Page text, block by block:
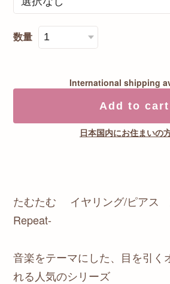
数量
International shipping
Add to cart
日本国内にお住まいの
たむたむ イヤリング/ピアス
Repeat-
音楽をテーマにした、目を引く
れる人気のシリーズ